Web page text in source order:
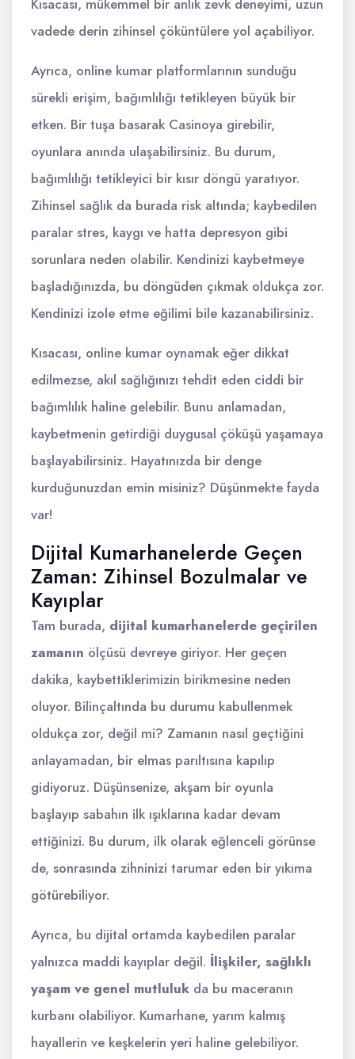
Kısacası, mükemmel bir anlık zevk deneyimi, uzun
vadede derin zihinsel çöküntülere yol açabiliyor.
Ayrıca, online kumar platformlarının sunduğu
sürekli erişim, bağımlılığı tetikleyen büyük bir
etken. Bir tuşa basarak Casinoya girebilir,
oyunlara anında ulaşabilirsiniz. Bu durum,
bağımlılığı tetikleyici bir kısır döngü yaratıyor.
Zihinsel sağlık da burada risk altında; kaybedilen
paralar stres, kaygı ve hatta depresyon gibi
sorunlara neden olabilir. Kendinizi kaybetmeye
başladığınızda, bu döngüden çıkmak oldukça zor.
Kendinizi izole etme eğilimi bile kazanabilirsiniz.
Kısacası, online kumar oynamak eğer dikkat
edilmezse, akıl sağlığınızı tehdit eden ciddi bir
bağımlılık haline gelebilir. Bunu anlamadan,
kaybetmenin getirdiği duygusal çöküşü yaşamaya
başlayabilirsiniz. Hayatınızda bir denge
kurduğunuzdan emin misiniz? Düşünmekte fayda
var!
Dijital Kumarhanelerde Geçen
Zaman: Zihinsel Bozulmalar ve
Kayıplar
Tam burada, dijital kumarhanelerde geçirilen
zamanın ölçüsü devreye giriyor. Her geçen
dakika, kaybettiklerimizin birikmesine neden
oluyor. Bilinçaltında bu durumu kabullenmek
oldukça zor, değil mi? Zamanın nasıl geçtiğini
anlayamadan, bir elmas parıltısına kapılıp
gidiyoruz. Düşünsenize, akşam bir oyunla
başlayıp sabahın ilk ışıklarına kadar devam
ettiğinizi. Bu durum, ilk olarak eğlenceli görünse
de, sonrasında zihninizi tarumar eden bir yıkıma
götürebiliyor.
Ayrıca, bu dijital ortamda kaybedilen paralar
yalnızca maddi kayıplar değil. İlişkiler, sağlıklı
yaşam ve genel mutluluk da bu maceranın
kurbanı olabiliyor. Kumarhane, yarım kalmış
hayallerin ve keşkelerin yeri haline gelebiliyor.